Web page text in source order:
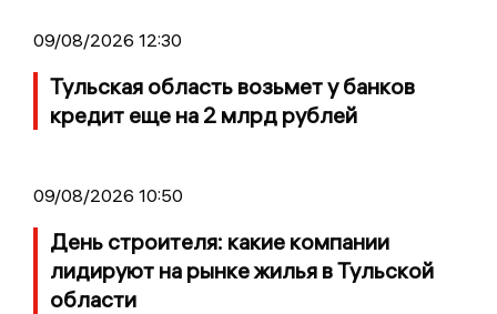
09/08/2026 12:30
Тульская область возьмет у банков
кредит еще на 2 млрд рублей
09/08/2026 10:50
День строителя: какие компании
лидируют на рынке жилья в Тульской
области